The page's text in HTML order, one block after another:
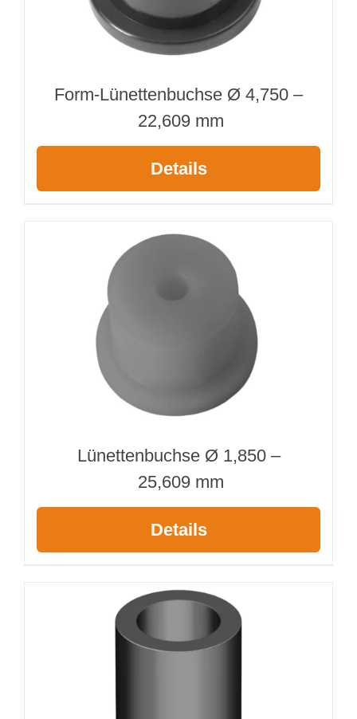
Form-Lünettenbuchse Ø 4,750 –
22,609 mm
Details
Lünettenbuchse Ø 1,850 –
25,609 mm
Details